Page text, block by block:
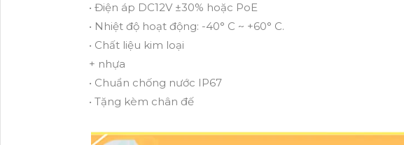
• Điện áp DC12V ±30% hoặc PoE
• Nhiệt độ hoạt động: -40° C ~ +60° C.
• Chất liệu kim loại
+ nhựa
• Chuẩn chống nước IP67
• Tặng kèm chân đế